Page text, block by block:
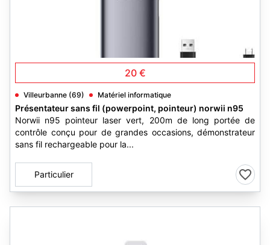
2
20 €
Villeurbanne (69) Matériel informatique
Présentateur sans fil (powerpoint, pointeur) norwii n95
Norwii n95 pointeur laser vert, 200m de long portée de
contrôle conçu pour de grandes occasions, démonstrateur
sans fil rechargeable pour la...
Particulier